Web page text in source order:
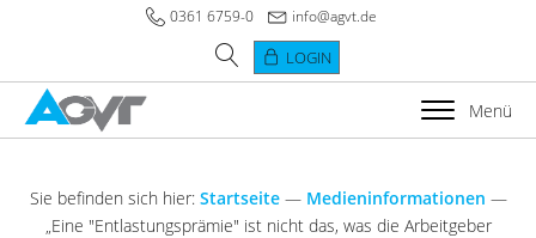
0361 6759-0 info@agvt.de
LOGIN
Menü
Sie befinden sich hier: Startseite— Medieninformationen —
„Eine "Entlastungsprämie" ist nicht das, was die Arbeitgeber